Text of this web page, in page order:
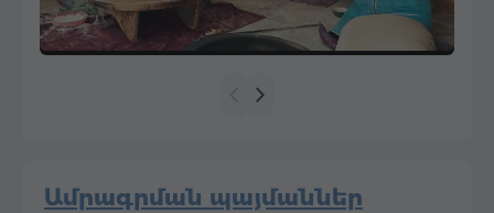
Ամրագրման պայմաններ